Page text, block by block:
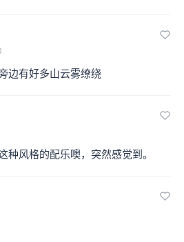
边有好多山云雾缭绕
种风格的配乐噢，突然感觉到。